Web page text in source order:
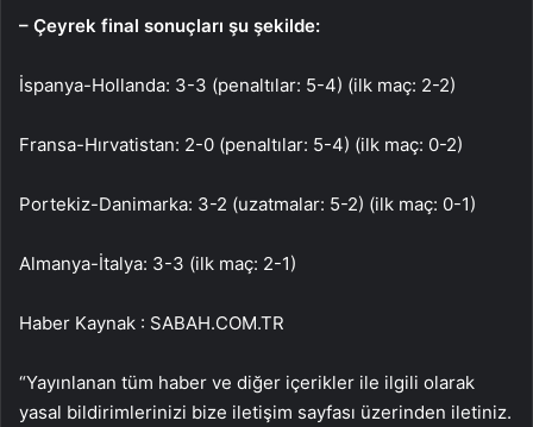
– Çeyrek final sonuçları şu şekilde:
İspanya-Hollanda: 3-3 (penaltılar: 5-4) (ilk maç: 2-2)
Fransa-Hırvatistan: 2-0 (penaltılar: 5-4) (ilk maç: 0-2)
Portekiz-Danimarka: 3-2 (uzatmalar: 5-2) (ilk maç: 0-1)
Almanya-İtalya: 3-3 (ilk maç: 2-1)
Haber Kaynak : SABAH.COM.TR
“Yayınlanan tüm haber ve diğer içerikler ile ilgili olarak
yasal bildirimlerinizi bize iletişim sayfası üzerinden iletiniz.